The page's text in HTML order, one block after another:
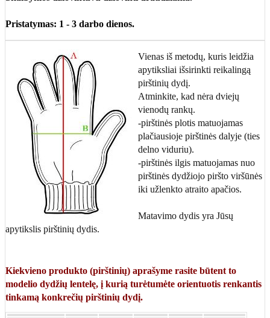
Pristatymas: 1 - 3 darbo dienos.
Vienas iš metodų, kuris leidžia
apytiksliai išsirinkti reikalingą
pirštinių dydį.
Atminkite, kad nėra dviejų
vienodų rankų.
-pirštinės plotis matuojamas
plačiausioje pirštinės dalyje (ties
delno viduriu).
-pirštinės ilgis matuojamas nuo
pirštinės dydžiojo piršto viršūnės
iki užlenkto atraito apačios.
Matavimo dydis yra Jūsų
apytikslis pirštinių dydis.
Kiekvieno produkto (pirštinių) aprašyme rasite būtent to
modelio dydžių lentelę, į kurią turėtumėte orientuotis renkantis
tinkamą konkrečių pirštinių dydį.